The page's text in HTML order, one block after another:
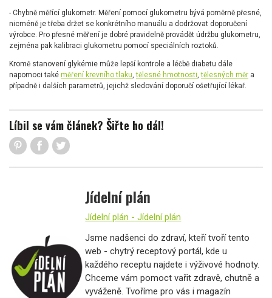
- Chybně měřící glukometr. Měření pomocí glukometru bývá poměrně přesné,
nicméně je třeba držet se konkrétního manuálu a dodržovat doporučení
výrobce. Pro přesné měření je dobré pravidelně provádět údržbu glukometru,
zejména pak kalibraci glukometru pomocí speciálních roztoků.
Kromě stanovení glykémie může lepší kontrole a léčbě diabetu dále
napomoci také měření krevního tlaku ,tělesné hmotnosti ,tělesných měr a
případně i dalších parametrů, jejichž sledování doporučí ošetřující lékař.
Líbil se vám článek? Šiřte ho dál!
Jídelní plán
Jídelní plán - Jídelní plán
Jsme nadšenci do zdraví, kteří tvoří tento
web - chytrý receptový portál, kde u
každého receptu najdete i výživové hodnoty.
Chceme vám pomoct vařit zdravě, chutně a
vyváženě. Tvoříme pro vás i magazín